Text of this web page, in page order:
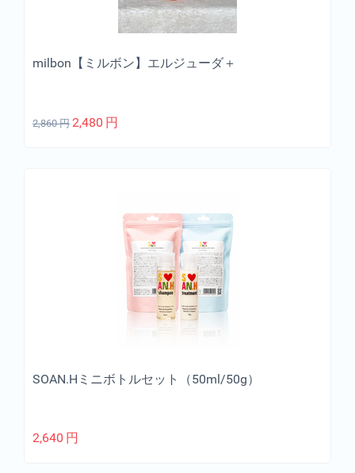
milbon【ミルボン】エルジューダ＋
2,860 円 2,480 円
SOAN.Hミニボトルセット（50ml/50g）
2,640 円